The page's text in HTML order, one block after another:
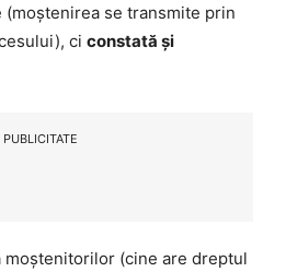
se transmite prin
ci constată și
PUBLICITATE
moștenitorilor (cine are dreptul